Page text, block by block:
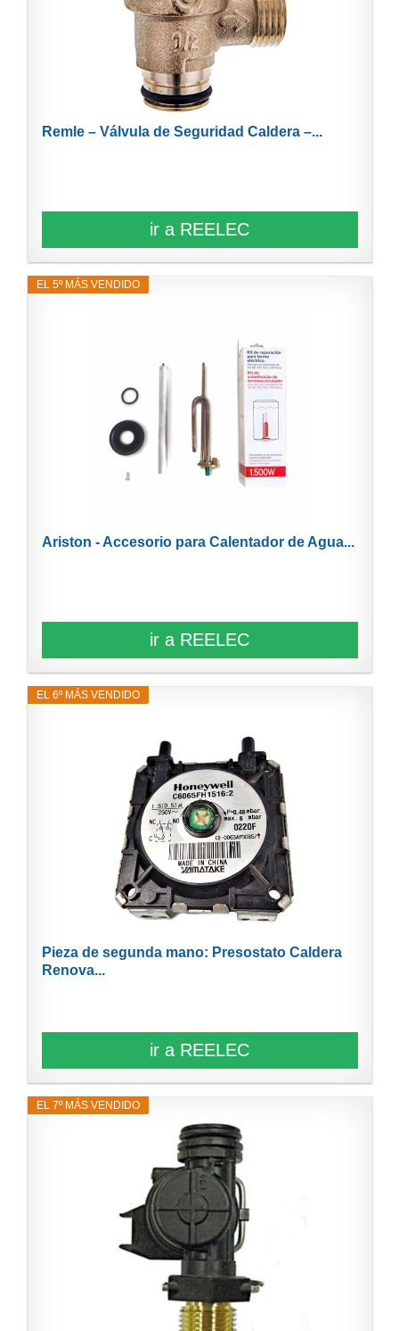
Remle – Válvula de Seguridad Caldera –...
ir a REELEC
EL 5º MÁS VENDIDO
Ariston - Accesorio para Calentador de Agua...
ir a REELEC
EL 6º MÁS VENDIDO
Pieza de segunda mano: Presostato Caldera
Renova...
ir a REELEC
EL 7º MÁS VENDIDO